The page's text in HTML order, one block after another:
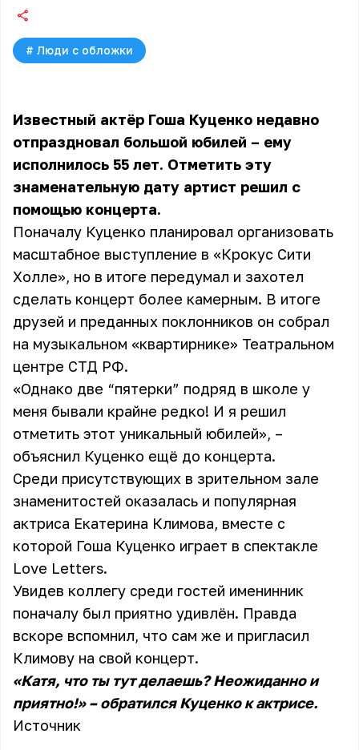
# Люди с обложки
Известный актёр Гоша Куценко недавно
отпраздновал большой юбилей – ему
исполнилось 55 лет. Отметить эту
знаменательную дату артист решил с
помощью концерта.
Поначалу Куценко планировал организовать
масштабное выступление в «Крокус Сити
Холле», но в итоге передумал и захотел
сделать концерт более камерным. В итоге
друзей и преданных поклонников он собрал
на музыкальном «квартирнике» Театральном
центре СТД РФ.
«Однако две “пятерки” подряд в школе у
меня бывали крайне редко! И я решил
отметить этот уникальный юбилей», –
объяснил Куценко ещё до концерта.
Среди присутствующих в зрительном зале
знаменитостей оказалась и популярная
актриса Екатерина Климова, вместе с
которой Гоша Куценко играет в спектакле
Love Letters.
Увидев коллегу среди гостей именинник
поначалу был приятно удивлён. Правда
вскоре вспомнил, что сам же и пригласил
Климову на свой концерт.
«Катя, что ты тут делаешь? Неожиданно и
приятно!» – обратился Куценко к актрисе.
Источник